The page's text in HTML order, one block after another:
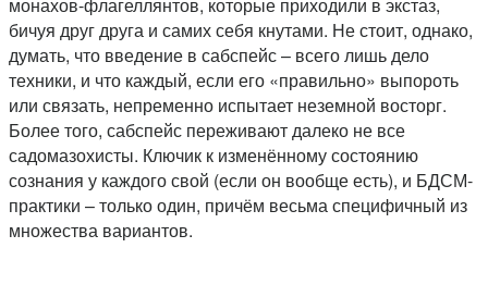
монахов-флагеллянтов, которые приходили в экстаз,
бичуя друг друга и самих себя кнутами. Не стоит, однако,
думать, что введение в сабспейс – всего лишь дело
техники, и что каждый, если его «правильно» выпороть
или связать, непременно испытает неземной восторг.
Более того, сабспейс переживают далеко не все
садомазохисты. Ключик к изменённому состоянию
сознания у каждого свой (если он вообще есть), и БДСМ-
практики – только один, причём весьма специфичный из
множества вариантов.